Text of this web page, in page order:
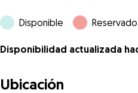
Disponible Reservado
Disponibilidad actualizada
Ubicación